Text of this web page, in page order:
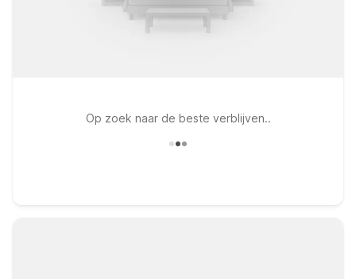
Op zoek naar de beste verblijven..